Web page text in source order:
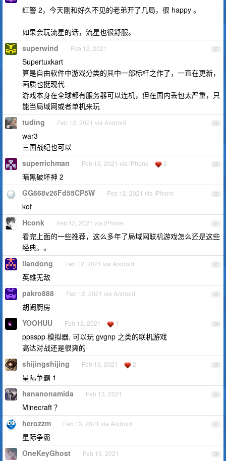
红警 2，今天刚和好久不见的老弟开了几局，很 happy 。
如果会玩流星的话，流星也很舒服。
27
superwind Feb 12, 2021
Supertuxkart
算是自由软件中游戏分类的其中一部标杆之作了，一直在更新，
画质也挺现代
游戏本身在全球都有服务器可以连机，但在国内丢包太严重，只
能当局域网或者单机来玩
28
tuding Feb 12, 2021 via Android
war3
三国战纪也可以
29
superrichman Feb 12, 2021 via iPhone 2
暗黑破坏神 2
30
GG668v26Fd55CP5W Feb 12, 2021 via iPhone
kof
31
Hconk Feb 12, 2021 via iPhone
看完上面的一些推荐，这么多年了局域网联机游戏怎么还是这些
经典。。
32
liandong Feb 12, 2021 via Android
英雄无敌
33
pakro888 Feb 12, 2021 via Android
胡闹厨房
34
YOOHUU Feb 12, 2021 1
ppsspp 模拟器, 可以玩 gvgnp 之类的联机游戏
高达对战还是很爽的
35
shijingshijing Feb 13, 2021 2
星际争霸 1
36
hananonamida Feb 13, 2021
Minecraft ？
37
herozzm Feb 13, 2021 via Android
星际争霸
38
OneKeyGhost Feb 13, 2021